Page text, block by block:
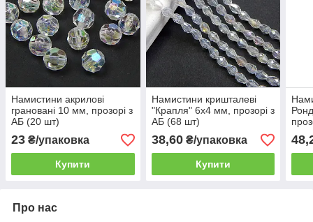
Намистини акрилові
грановані 10 мм, прозорі з
АБ (20 шт)
23 ₴/упаковка
Купити
Намистини кришталеві
"Крапля" 6х4 мм, прозорі з
АБ (68 шт)
38,60₴/упаковка
Купити
шт)
Про нас